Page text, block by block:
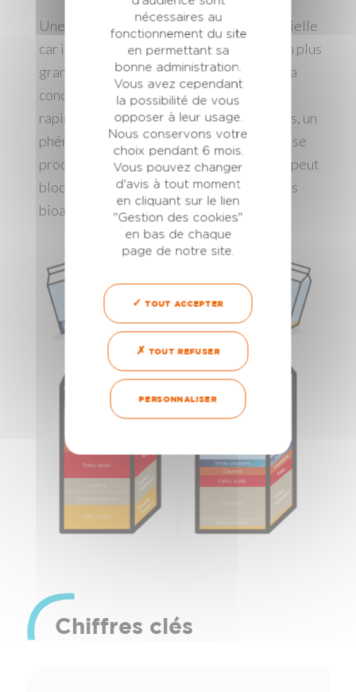
Une prise rapide de colostrum est essentielle
car il contient des molécules présentes en plus
grande quantité que dans le lait mature. La
concentration de ces molécules diminue
rapidement. De plus, chez les nouveau-nés, un
phénomène appelé fermeture intestinale se
produit dans les premières heures, ce qui peut
bloquer l’absorption de certains composés
bioactifs dans le sang.
Chiffres clés
nécessaires au
fonctionnement du site
en permettant sa
bonne administration.
Vous avez cependant
la possibilité de vous
opposer à leur usage.
Nous conservons votre
choix pendant 6 mois.
Vous pouvez changer
d'avis à tout moment
en cliquant sur le lien
"Gestion des cookies"
en bas de chaque
page de notre site.
TOUT ACCEPTER
TOUT REFUSER
PERSONNALISER